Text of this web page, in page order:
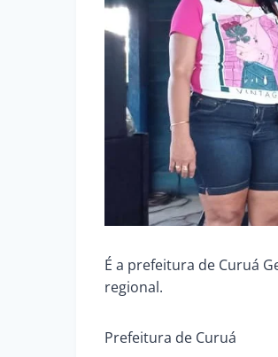
É a prefeitura de Curuá
regional.
Prefeitura de Curuá